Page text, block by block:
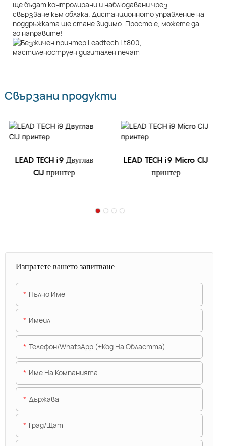
ще бъдат контролирани и наблюдавани чрез
свързване към облака. Дистанционното управление на
поддръжката ще стане видимо. Просто е, можете да
го направите!
Свързани продукти
LEAD TECH i9 Двуглав
CIJ принтер
LEAD TECH i9 Micro CIJ
принтер
Изпратете вашето запитване
Пълно Име
Имейл
Телефон/WhatsApp (+Код На Областта)
Име На Компанията
Държава
Град/щат